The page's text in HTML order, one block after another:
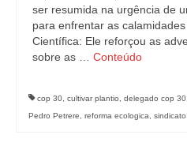
ser resumida na urgência de
para enfrentar as
Científica: Ele reforçou as
sobre as … Conteúdo
cop 30 cultivar plantio delegado cop 30
Pedro Petrere
reforma ecologica sindicato